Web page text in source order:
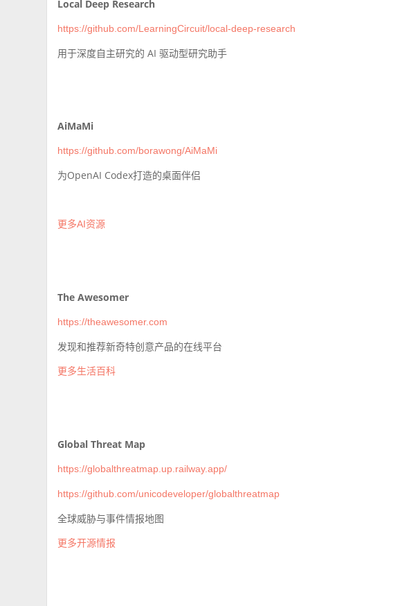
Local Deep Research
https://github.com/LearningCircuit/local-deep-research
用于深度自主研究的 AI 驱动型研究助手
AiMaMi
https://github.com/borawong/AiMaMi
为OpenAI Codex打造的桌面伴侣
更多AI资源
The Awesomer
https://theawesomer.com
发现和推荐新奇特创意产品的在线平台
更多生活百科
Global Threat Map
https://globalthreatmap.up.railway.app/
https://github.com/unicodeveloper/globalthreatmap
全球威胁与事件情报地图
更多开源情报